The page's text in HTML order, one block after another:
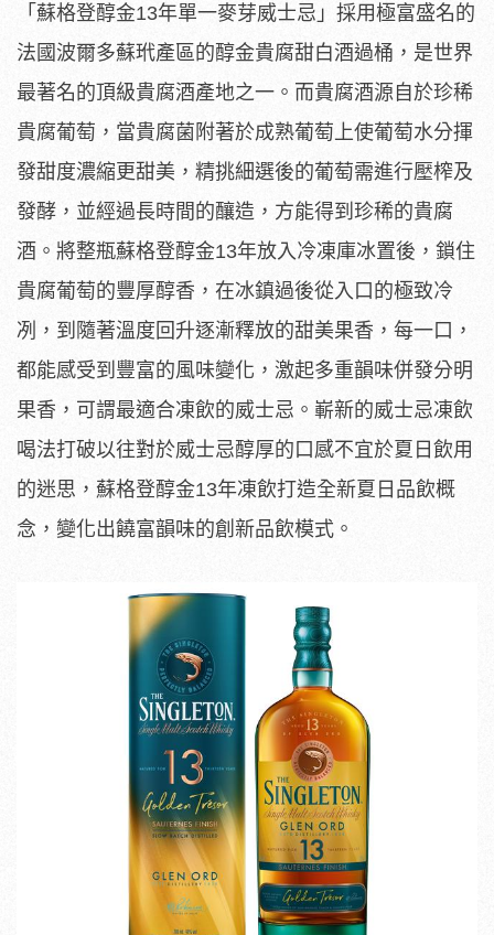
「蘇格登醇金13年單一麥芽威士忌」採用極富盛名的
法國波爾多蘇玳產區的醇金貴腐甜白酒過桶，是世界
最著名的頂級貴腐酒產地之一。而貴腐酒源自於珍稀
貴腐葡萄，當貴腐菌附著於成熟葡萄上使葡萄水分揮
發甜度濃縮更甜美，精挑細選後的葡萄需進行壓榨及
發酵，並經過長時間的釀造，方能得到珍稀的貴腐
酒。將整瓶蘇格登醇金13年放入冷凍庫冰置後，鎖住
貴腐葡萄的豐厚醇香，在冰鎮過後從入口的極致冷
冽，到隨著溫度回升逐漸釋放的甜美果香，每一口，
都能感受到豐富的風味變化，激起多重韻味併發分明
果香，可謂最適合凍飲的威士忌。嶄新的威士忌凍飲
喝法打破以往對於威士忌醇厚的口感不宜於夏日飲用
的迷思，蘇格登醇金13年凍飲打造全新夏日品飲概
念，變化出饒富韻味的創新品飲模式。